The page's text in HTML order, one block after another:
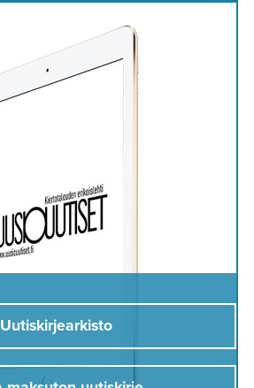
Uutiskirjearkisto